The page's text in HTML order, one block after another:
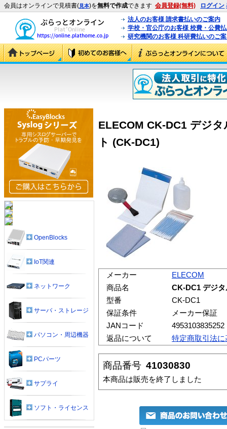
会員はオンラインで見積書(見本)を無料で作成できます 会員登録(無料) ログイン
法人のお客様 請求書払いのご案内
学校・官公庁のお客様 校費・公費
研究機関のお客様 科研費払いのご
ELECOM CK-DC1 デジ
ト (CK-DC1)
メーカー
ELECOM
商品名
CK-DC1 デジ
型番
CK-DC1
保証条件
メーカー保証
JANコード
4953103835252
返品について
特定商取引法
商品番号 41030830
本商品は販売を終了しました
OpenBlocks
IoT関連
ネットワーク
サーバ・ストレージ
パソコン・周辺機器
PCパーツ
サプライ
ソフト・ライセンス